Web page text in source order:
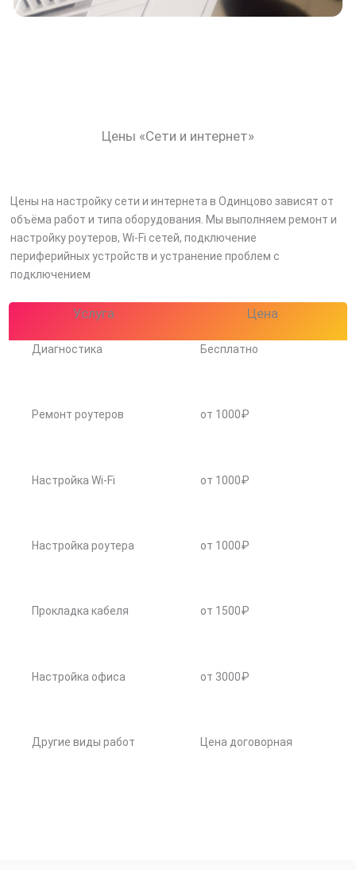
Цены «Сети и интернет»
Цены на настройку сети и интернета в Одинцово зависят от
объёма работ и типа оборудования. Мы выполняем ремонт и
настройку роутеров, Wi-Fi сетей, подключение
периферийных устройств и устранение проблем с
подключением
Услуга Цена
Диагностика Бесплатно
Ремонт роутеров от 1000₽
Настройка Wi-Fi от 1000₽
Настройка роутера от 1000₽
Прокладка кабеля от 1500₽
Настройка офиса от 3000₽
Другие виды работ Цена договорная